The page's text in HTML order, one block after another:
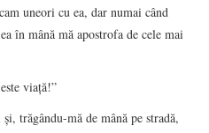
uneori cu ea, dar numai când
în mână mă apostrofa de cele mai
viaţă!”
trăgându-mă de mână pe stradă,